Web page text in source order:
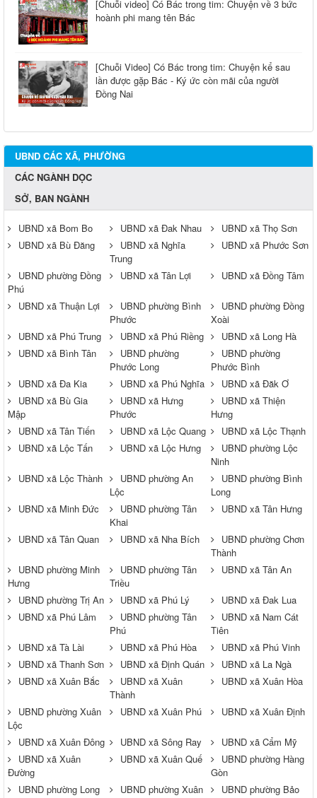
[Chuỗi video] Có Bác trong tim: Chuyện về 3 bức
hoành phi mang tên Bác
[Chuỗi Video] Có Bác trong tim: Chuyện kể sau
lần được gặp Bác - Ký ức còn mãi của người
Đồng Nai
UBND CÁC XÃ, PHƯỜNG
CÁC NGÀNH DỌC
SỞ, BAN NGÀNH
UBND xã Bom Bo UBND xã Đak Nhau
UBND xã Thọ Sơn
UBND xã Bù Đăng
UBND xã Nghĩa
Trung
UBND xã Phước Sơn
UBND phường Đồng
Phú
UBND xã Tân Lợi UBND xã Đồng Tâm
UBND xã Thuận Lợi
UBND phường Bình
Phước
UBND phường Đồng
Xoài
UBND xã Phú Trung
UBND xã Phú Riềng
UBND xã Long Hà
UBND xã Bình Tân
UBND phường
Phước Long
UBND phường
Phước Bình
UBND xã Đa Kia
UBND xã Phú Nghĩa
UBND xã Đăk Ơ
UBND xã Bù Gia
Mập
UBND xã Hưng
Phước
UBND xã Thiện
Hưng
UBND xã Tân Tiến
UBND xã Lộc Quang
UBND xã Lộc Thạnh
UBND xã Lộc Tấn
UBND xã Lộc Hưng
UBND phường Lộc
Ninh
UBND xã Lộc Thành
UBND phường An
Lộc
UBND phường Bình
Long
UBND xã Minh Đức
UBND phường Tân
Khai
UBND xã Tân Hưng
UBND xã Tân Quan UBND xã Nha Bích
UBND phường Chơn
Thành
UBND phường Minh
Hưng
UBND phường Tân
Triều
UBND xã Tân An
UBND phường Trị An UBND xã Phú Lý
UBND xã Đak Lua
UBND xã Phú Lâm
UBND phường Tân
Phú
UBND xã Nam Cát
Tiên
UBND xã Tà Lài
UBND xã Phú Hòa
UBND xã Phú Vinh
UBND xã Thanh Sơn
UBND xã Định Quán
UBND xã La Ngà
UBND xã Xuân Bắc
UBND xã Xuân
Thành
UBND xã Xuân Hòa
UBND phường Xuân
Lộc
UBND xã Xuân Phú UBND xã Xuân Định
UBND xã Xuân Đông UBND xã Sông Ray
UBND xã Cẩm Mỹ
UBND xã Xuân
Đường
UBND xã Xuân Quế
UBND phường Hàng
Gòn
UBND phường Long
UBND phường Xuân
UBND phường Bảo